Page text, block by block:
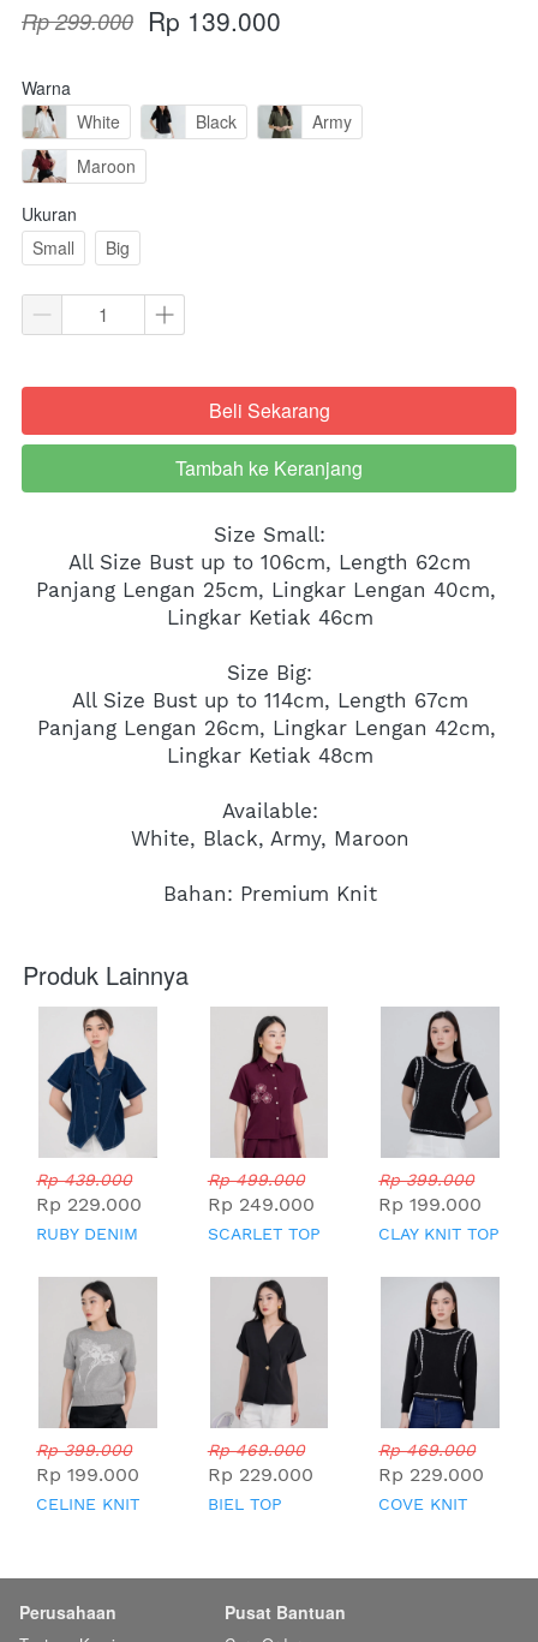
Rp 299.000 Rp 139.000
Warna
White
Black
Army
Maroon
Ukuran
Small
Big
`Beli Sekarang
`
Tambah ke Keranjang
Size Small:
All Size Bust up to 106cm, Length 62cm
Panjang Lengan 25cm, Lingkar Lengan 40cm,
Lingkar Ketiak 46cm
Size Big:
All Size Bust up to 114cm, Length 67cm
Panjang Lengan 26cm, Lingkar Lengan 42cm,
Lingkar Ketiak 48cm
Available:
White, Black, Army, Maroon
Bahan: Premium Knit
Produk Lainnya
Rp 439.000
Rp 229.000
RUBY DENIM
Rp 499.000
Rp 249.000
SCARLET TOP
Rp 399.000
Rp 199.000
CLAY KNIT TOP
Rp 399.000
Rp 199.000
CELINE KNIT
Rp 469.000
Rp 229.000
BIEL TOP
Rp 469.000
Rp 229.000
COVE KNIT
Perusahaan Pusat Bantuan